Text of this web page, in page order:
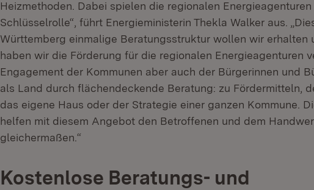
Heizmethoden. Dabei spielen die regionalen
Schlüsselrolle“, führt Energieministerin Thekla Walker aus.
Württemberg einmalige Beratungsstruktur wollen wir erhalten
haben wir die Förderung für die regionalen Energieagenturen
Engagement der Kommunen aber auch der Bürgerinnen und
als Land durch flächendeckende Beratung: zu Fördermitteln,
das eigene Haus oder der Strategie einer ganzen Kommune.
helfen mit diesem Angebot den Betroffenen und dem
gleichermaßen.“
Kostenlose Beratungs- und